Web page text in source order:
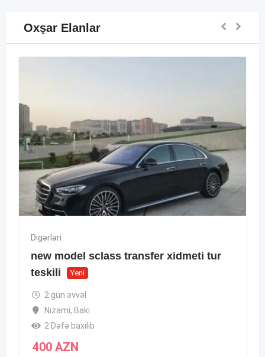
Oxşar Elanlar
Digərləri
new model sclass transfer xidmeti tur
teskili
Yeni
2 gün əvvəl
Nizami, Bakı
2 Dəfə baxılıb
400 AZN